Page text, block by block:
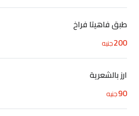
طبق فاهيتا فراخ
200جنيه
ارز بالشعرية
90جنيه